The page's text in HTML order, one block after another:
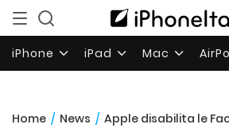
iPhone iPad Mac
Home / News / Apple disabilita le FaceTime di gruppo: un bug